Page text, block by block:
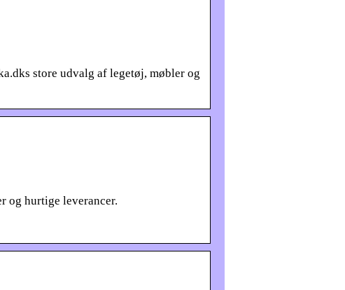
store udvalg af legetøj, møbler og
og hurtige leverancer.